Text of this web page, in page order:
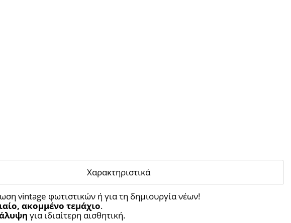
Χαρακτηριστικά
vintage φωτιστικών ή για τη δημιουργία νέων!
ακομμένο τεμάχιο.
για ιδιαίτερη αισθητική.